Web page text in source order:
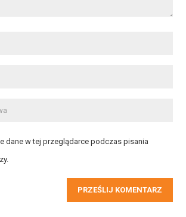
dane w tej przeglądarce podczas pisania
PRZEŚLIJ KOMENTARZ